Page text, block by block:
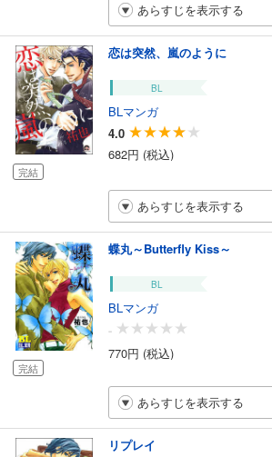
あらすじを表示する
完結
恋は突然、嵐のように
BL
BLマンガ
4.0
682円 (税込)
あらすじを表示する
完結
蝶丸～Butterfly Kiss～
BL
BLマンガ
-
770円 (税込)
あらすじを表示する
リプレイ